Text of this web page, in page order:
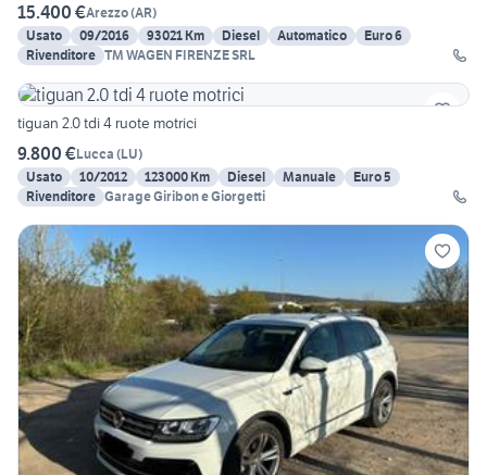
15.400 €Arezzo(AR)
Usato
09/2016 93021 Km Diesel Automatico
Euro 6
Rivenditore TM WAGEN FIRENZE SRL
tiguan 2.0 tdi 4 ruote motrici
9.800 €Lucca (LU)
Usato
10/2012 123000 Km Diesel Manuale
Euro 5
Rivenditore Garage Giribon e Giorgetti